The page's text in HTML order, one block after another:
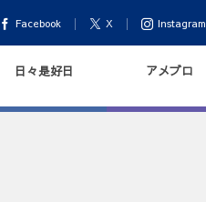
Facebook X Instagram
日々是好日 アメブロ